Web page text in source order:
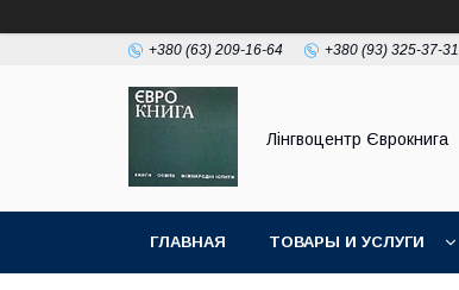
+380 (63) 209-16-64 +380 (93) 325-37-31
Лінгвоцентр Єврокнига
ГЛАВНАЯ ТОВАРЫ И УСЛУГИ